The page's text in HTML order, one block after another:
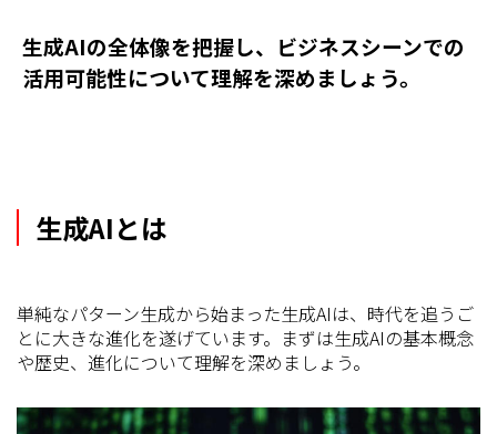
生成AIの全体像を把握し、ビジネスシーンでの
活用可能性について理解を深めましょう。
生成AIとは
単純なパターン生成から始まった生成AIは、時代を追うご
とに大きな進化を遂げています。まずは生成AIの基本概念
や歴史、進化について理解を深めましょう。